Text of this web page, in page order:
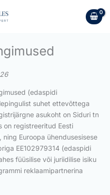
(edaspidi
suhet ettevõttega
asukoht on Siduri tn
on registreeritud Eesti
ning Euroopa ühendusesisese
EE102979314 (edaspidi
füüsilise või juriidilise isiku
reklaamipartnerina